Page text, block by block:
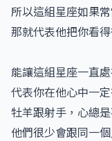
所以這組星座如果
那就代表他把你看得
能讓這組星座一直
代表你在他心中一
牡羊跟射手，心總是
他們很少會跟同一